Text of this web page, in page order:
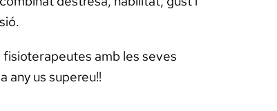
amb les seves
any us supereu!!